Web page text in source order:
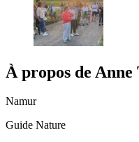
À propos de Anne
Namur
Guide Nature